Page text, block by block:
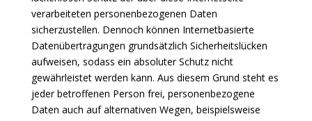
verarbeiteten personenbezogenen Daten
sicherzustellen. Dennoch können Internetbasierte
Datenübertragungen grundsätzlich Sicherheitslücken
aufweisen, sodass ein absoluter Schutz nicht
gewährleistet werden kann. Aus diesem Grund steht es
jeder betroffenen Person frei, personenbezogene
Daten auch auf alternativen Wegen, beispielsweise